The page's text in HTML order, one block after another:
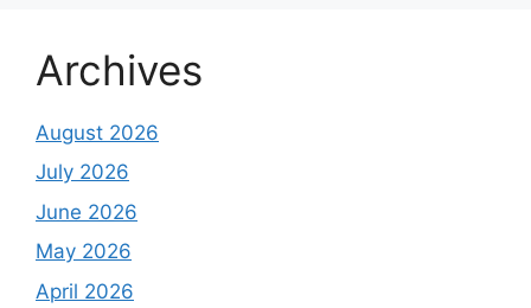
Archives
August 2026
July 2026
June 2026
May 2026
April 2026